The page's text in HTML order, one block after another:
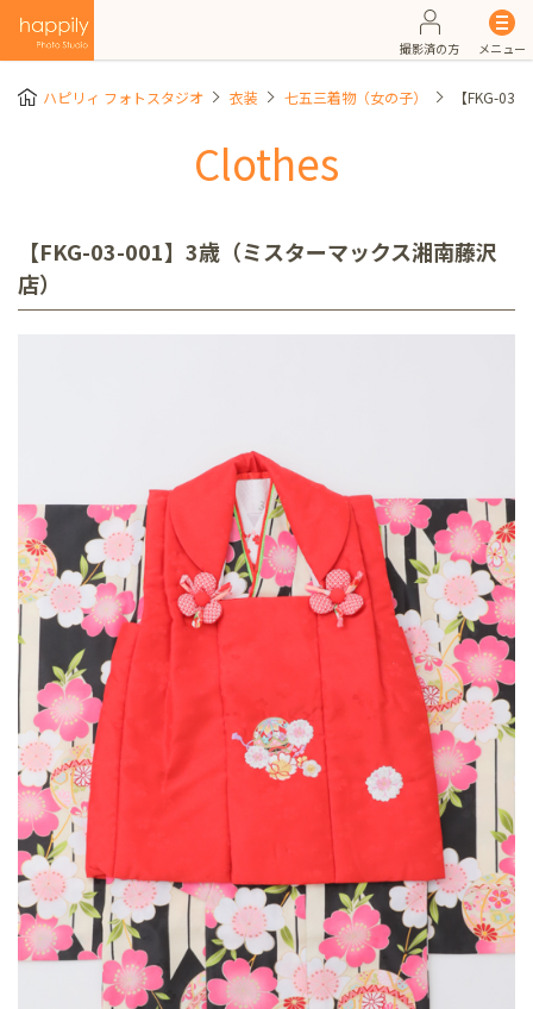
撮影済の方 メニュー
ハピリィ フォトスタジオ 衣装 七五三着物（女の子） 【FKG-
Clothes
【FKG-03-001】3歳（ミスターマックス湘南藤沢
店）